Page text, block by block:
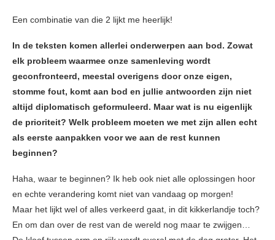
Een combinatie van die 2 lijkt me heerlijk!
In de teksten komen allerlei onderwerpen aan bod. Zowat
elk probleem waarmee onze samenleving wordt
geconfronteerd, meestal overigens door onze eigen,
stomme fout, komt aan bod en jullie antwoorden zijn niet
altijd diplomatisch geformuleerd. Maar wat is nu eigenlijk
de prioriteit? Welk probleem moeten we met zijn allen echt
als eerste aanpakken voor we aan de rest kunnen
beginnen?
Haha, waar te beginnen? Ik heb ook niet alle oplossingen hoor
en echte verandering komt niet van vandaag op morgen!
Maar het lijkt wel of alles verkeerd gaat, in dit kikkerlandje toch?
En om dan over de rest van de wereld nog maar te zwijgen…